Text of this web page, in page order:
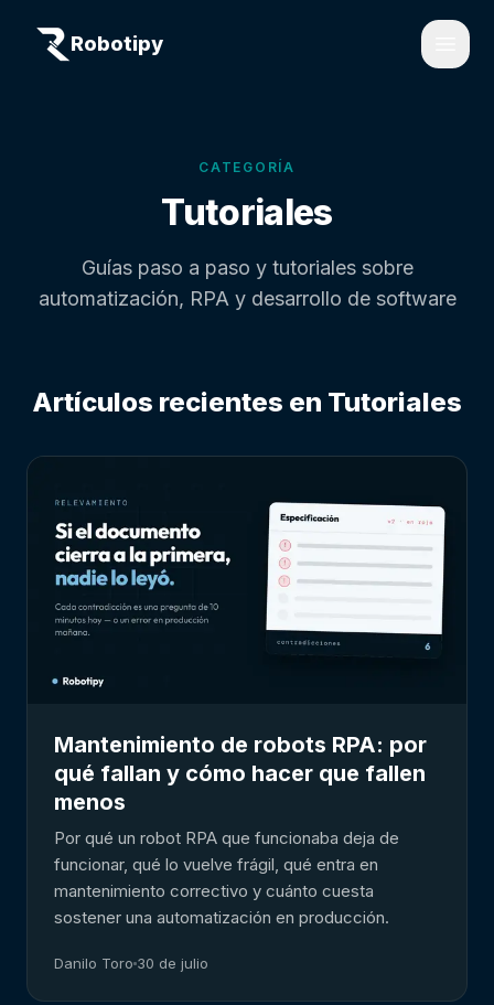
Robotipy
CATEGORÍA
Tutoriales
Guías paso a paso y tutoriales sobre
automatización, RPA y desarrollo de software
Artículos recientes en Tutoriales
Mantenimiento de robots RPA: por
qué fallan y cómo hacer que fallen
menos
Por qué un robot RPA que funcionaba deja de
funcionar, qué lo vuelve frágil, qué entra en
mantenimiento correctivo y cuánto cuesta
sostener una automatización en producción.
Danilo Toro 30 de julio